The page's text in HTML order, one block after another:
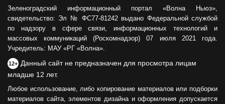
Зеленоградский информационный портал «Волна Ньюз»,
свидетельство: Эл № ФС77-81242 выдано Федеральной службой
по надзору в сфере связи, информационных технологий и
массовых коммуникаций (Роскомнадзор) 07 июля 2021 года.
Учредитель: МАУ «РГ «Волна».
12+ Данный сайт не предназначен для просмотра лицам
младше 12 лет.
Любое использование, либо копирование материалов или подборки
материалов сайта, элементов дизайна и оформления допускается